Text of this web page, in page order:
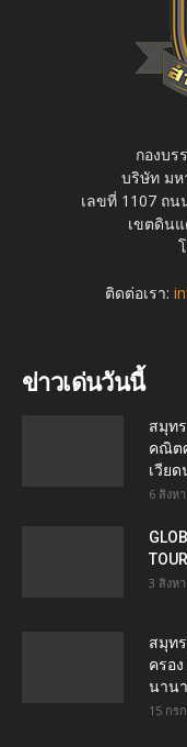
กองบ
บริษัท มห
เลขที่ 1107 ถ
เขตดิน
ติดต่อเรา:
ข่าวเด่นวันนี้
สมุท
คณิต
เวีย
6 สิงห
3 สิงห
สมุท
ครอ
นาน
15 กร